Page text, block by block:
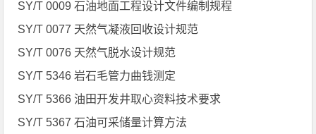
SY/T 0009 石油地面工程设计文件编制规程
SY/T 0077 天然气凝液回收设计规范
SY/T 0076 天然气脱水设计规范
SY/T 5346 岩石毛管力曲钱测定
SY/T 5366 油田开发井取心资料技术要求
SY/T 5367 石油可采储量计算方法